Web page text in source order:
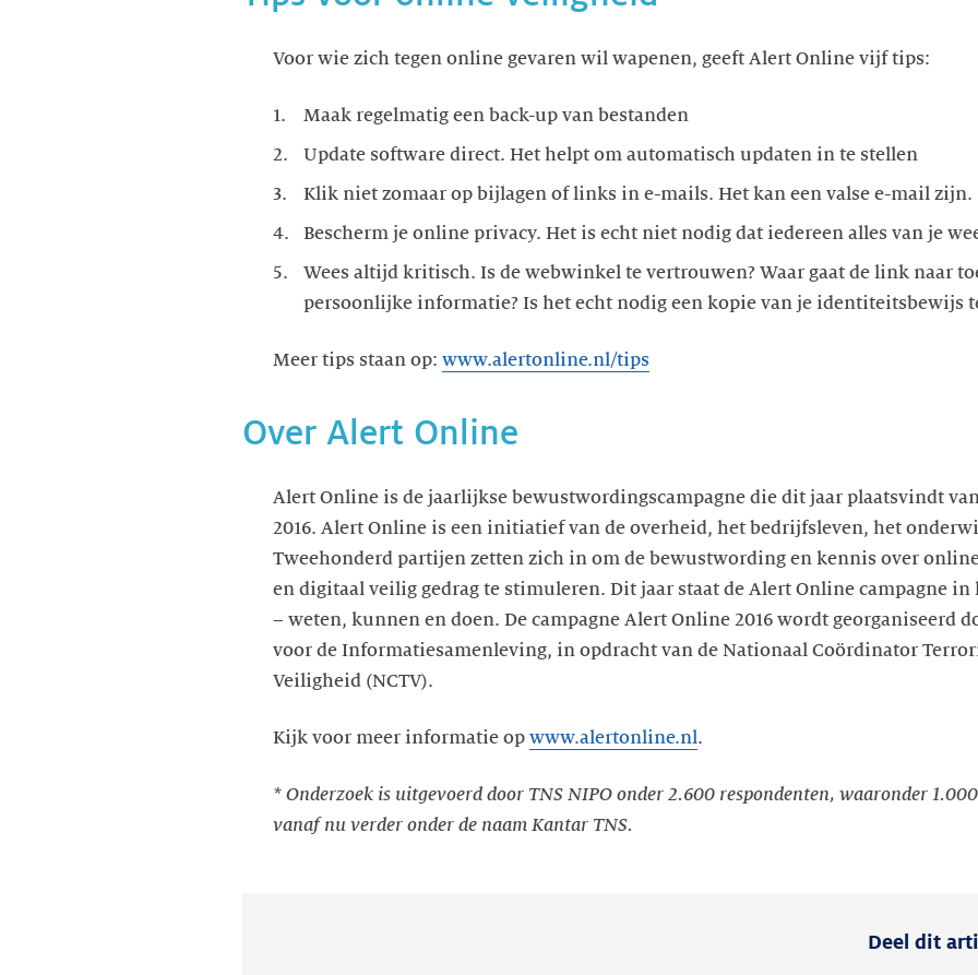
Voor wie zich tegen online gevaren wil wapenen, geeft Alert Online vijf tips:
Maak regelmatig een back-up van bestanden
Update software direct. Het helpt om automatisch updaten in te stellen
Klik niet zomaar op bijlagen of links in e-mails. Het kan een valse e-mail zijn.
Bescherm je online privacy. Het is echt niet nodig dat iedereen alles van je
Wees altijd kritisch. Is de webwinkel te vertrouwen? Waar gaat de link naar
persoonlijke informatie? Is het echt nodig een kopie van je identiteitsbewijs
Meer tips staan op: www.alertonline.nl/tips
Over Alert Online
Alert Online is de jaarlijkse bewustwordingscampagne die dit jaar plaatsvindt
2016. Alert Online is een initiatief van de overheid, het bedrijfsleven, het
Tweehonderd partijen zetten zich in om de bewustwording en kennis over
en digitaal veilig gedrag te stimuleren. Dit jaar staat de Alert Online campagne
– weten, kunnen en doen. De campagne Alert Online 2016 wordt georganiseerd
voor de Informatiesamenleving, in opdracht van de Nationaal Coördinator
Veiligheid (NCTV).
Kijk voor meer informatie op www.alertonline.nl.
* Onderzoek is uitgevoerd door TNS NIPO onder 2.600 respondenten, waaronder
vanaf nu verder onder de naam Kantar TNS.
Deel dit